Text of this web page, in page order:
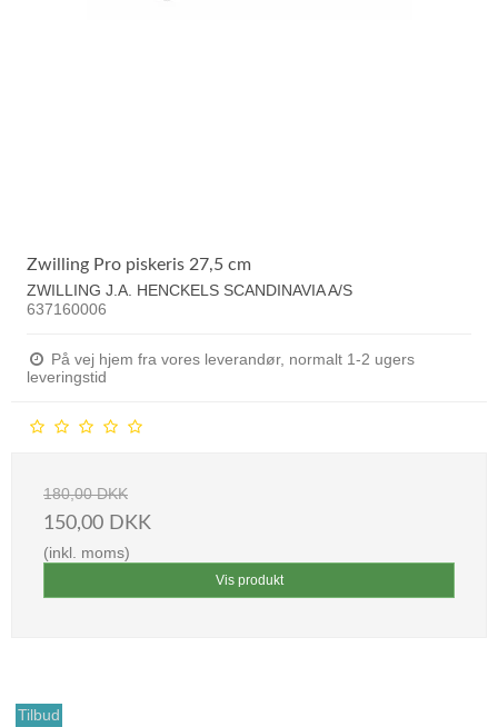
Zwilling Pro piskeris 27,5 cm
ZWILLING J.A. HENCKELS SCANDINAVIA A/S
637160006
På vej hjem fra vores leverandør, normalt 1-2 ugers
leveringstid
180,00 DKK
150,00 DKK
(inkl. moms)
Vis produkt
Tilbud